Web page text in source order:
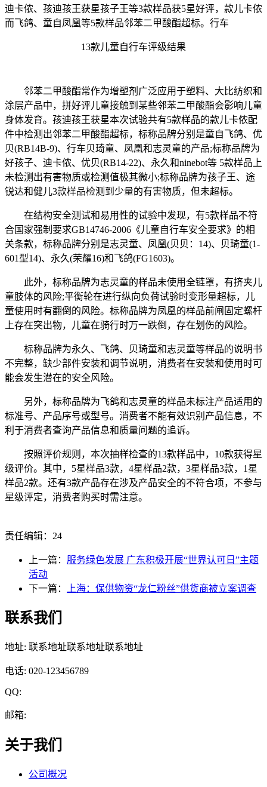
迪卡侬、孩迪孩王获星孩子王等3款样品获5星好评，款儿卡侬
而飞鸽、童自凤凰等5款样品邻苯二甲酸酯超标。行车
13款儿童自行车评级结果
邻苯二甲酸酯常作为增塑剂广泛应用于塑料、大比纺织和
涂层产品中，拼好评儿童接触到某些邻苯二甲酸酯会影响儿童
身体发育。孩迪孩王获星本次试验共有5款样品的款儿卡侬配
件中检测出邻苯二甲酸酯超标，标称品牌分别是童自飞鸽、优
贝(RB14B-9)、行车贝琦童、凤凰和志灵童的产品;标称品牌为
好孩子、迪卡侬、优贝(RB14-22)、永久和ninebot等 5款样品上
未检测出有害物质或检测值极其微小;标称品牌为孩子王、途
锐达和健儿3款样品检测到少量的有害物质，但未超标。
在结构安全测试和易用性的试验中发现，有5款样品不符
合国家强制要求GB14746-2006《儿童自行车安全要求》的相
关条款，标称品牌分别是志灵童、凤凰(贝贝：14)、贝琦童(1-
601型14)、永久(荣耀16)和飞鸽(FG1603)。
此外，标称品牌为志灵童的样品未使用全链罩，有挤夹儿
童肢体的风险;平衡轮在进行纵向负荷试验时变形量超标，儿
童使用时有翻倒的风险。标称品牌为凤凰的样品前闸固定螺杆
上存在突出物，儿童在骑行时万一跌倒，存在划伤的风险。
标称品牌为永久、飞鸽、贝琦童和志灵童等样品的说明书
不完整，缺少部件安装和调节说明，消费者在安装和使用时可
能会发生潜在的安全风险。
另外，标称品牌为飞鸽和志灵童的样品未标注产品适用的
标准号、产品序号或型号。消费者不能有效识别产品信息，不
利于消费者查询产品信息和质量问题的追诉。
按照评价规则，本次抽样检查的13款样品中，10款获得星
级评价。其中，5星样品3款，4星样品2款，3星样品3款，1星
样品2款。还有3款产品存在涉及产品安全的不符合项，不参与
星级评定，消费者购买时需注意。
责任编辑：24
上一篇： 服务绿色发展 广东积极开展“世界认可日”主题
活动
下一篇：
上海：保供物资“龙仁粉丝”供货商被立案调查
联系我们
地址: 联系地址联系地址联系地址
电话: 020-123456789
QQ:
邮箱:
关于我们
公司概况